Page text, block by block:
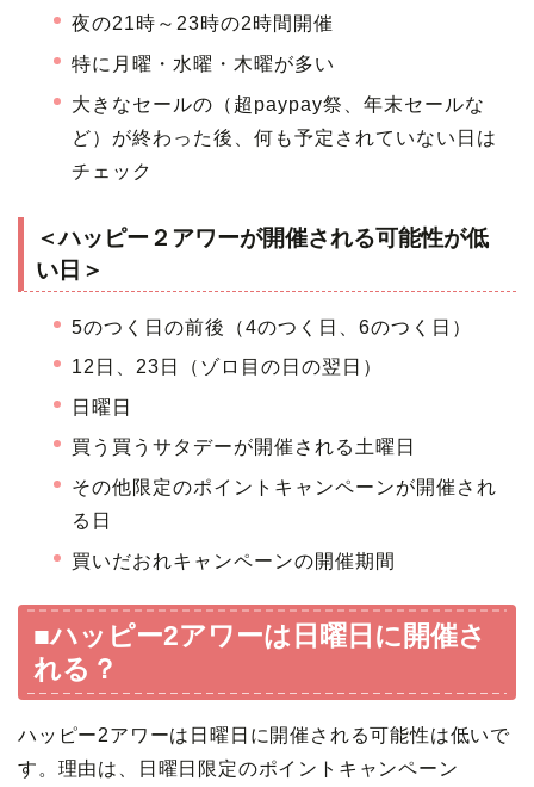
夜の21時～23時の2時間開催
特に月曜・水曜・木曜が多い
大きなセールの（超paypay祭、年末セールな
ど）が終わった後、何も予定されていない日は
チェック
＜ハッピー２アワーが開催される可能性が低
い日＞
5のつく日の前後（4のつく日、6のつく日）
12日、23日（ゾロ目の日の翌日）
日曜日
買う買うサタデーが開催される土曜日
その他限定のポイントキャンペーンが開催され
る日
買いだおれキャンペーンの開催期間
■ハッピー2アワーは日曜日に開催さ
れる？
ハッピー2アワーは日曜日に開催される可能性は低いで
す。理由は、日曜日限定のポイントキャンペーン